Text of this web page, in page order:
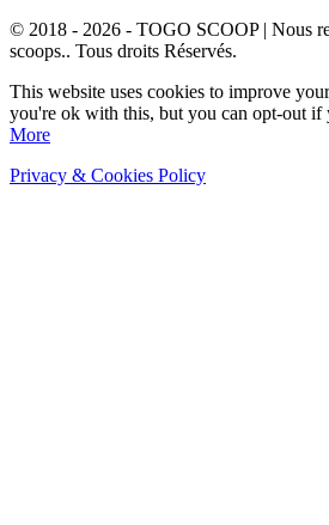
© 2018 - 2026 - TOGO SCOOP | Nous
scoops.. Tous droits Réservés.
This website uses cookies to improve
you're ok with this, but you can opt-out if
More
Privacy & Cookies Policy